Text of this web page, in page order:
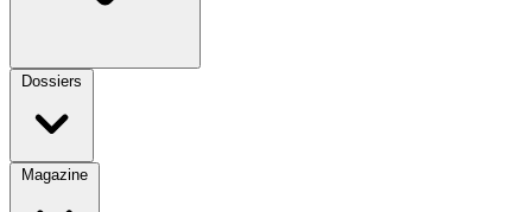
Dossiers
Magazine